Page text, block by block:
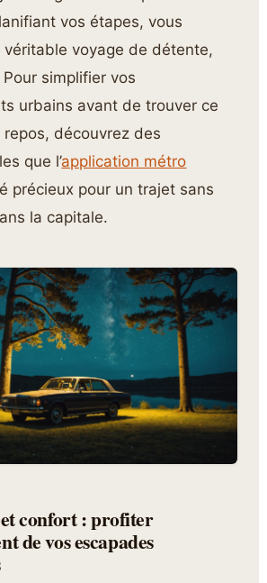
vos étapes, vous
véritable voyage de détente,
simplifier vos
urbains avant de trouver ce
découvrez des
que l’application métro
précieux pour un trajet sans
la capitale.
confort : profiter
de vos escapades